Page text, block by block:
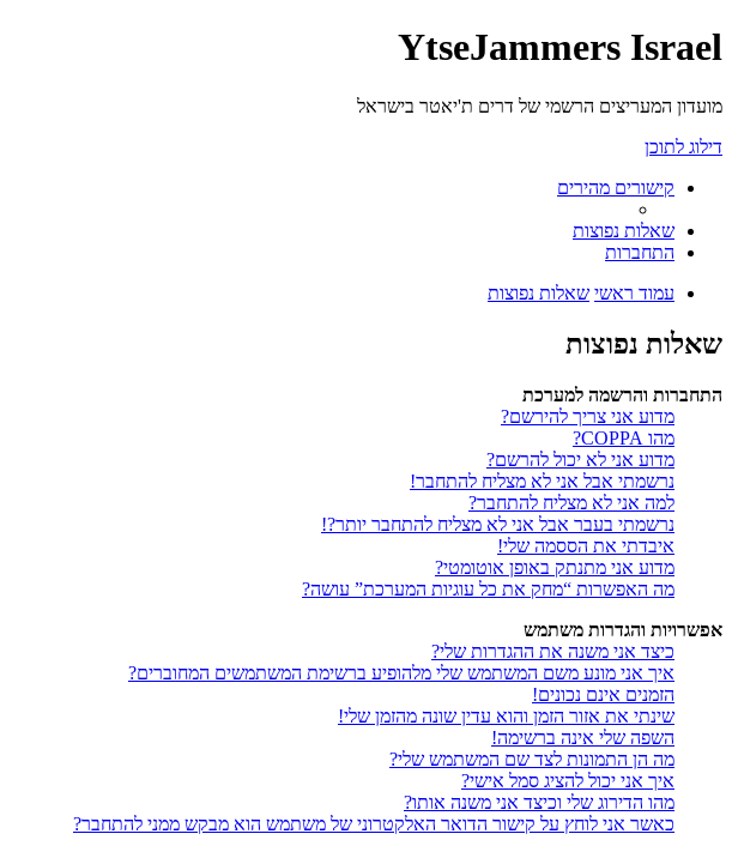
YtseJammers Israel
מועדון המעריצים הרשמי של דרים ת'יאטר בישראל
דילוג לתוכן
קישורים מהירים
שאלות נפוצות
התחברות
עמוד ראשי שאלות נפוצות
שאלות נפוצות
התחברות והרשמה למערכת
מדוע אני צריך להירשם?
מהו COPPA?
מדוע אני לא יכול להרשם?
נרשמתי אבל אני לא מצליח להתחבר!
למה אני לא מצליח להתחבר?
נרשמתי בעבר אבל אני לא מצליח להתחבר יותר?!
איבדתי את הססמה שלי!
מדוע אני מתנתק באופן אוטומטי?
מה האפשרות “מחק את כל עוגיות המערכת” עושה?
אפשרויות והגדרות משתמש
כיצד אני משנה את ההגדרות שלי?
איך אני מונע משם המשתמש שלי מלהופיע ברשימת המשתמשים המחוברים?
הזמנים אינם נכונים!
שינתי את אזור הזמן והוא עדין שונה מהזמן שלי!
השפה שלי אינה ברשימה!
מה הן התמונות לצד שם המשתמש שלי?
איך אני יכול להציג סמל אישי?
מהו הדירוג שלי וכיצד אני משנה אותו?
כאשר אני לוחץ על קישור הדואר האלקטרוני של משתמש הוא מבקש ממני להתחבר?